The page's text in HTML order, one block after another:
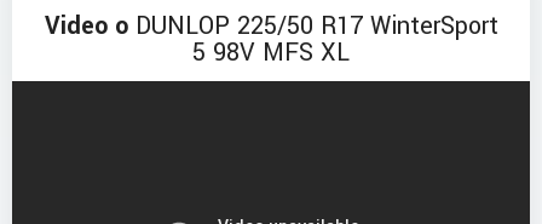
Video o DUNLOP 225/50 R17 WinterSport
5 98V MFS XL